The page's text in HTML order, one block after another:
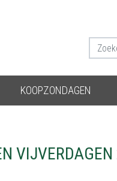
KOOPZONDAGEN